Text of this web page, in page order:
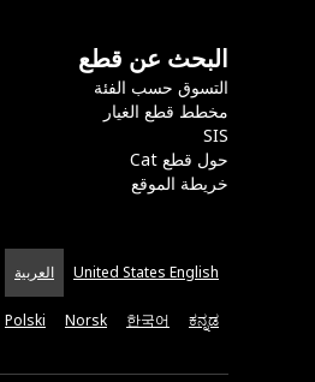
البحث عن قطع
التسوق حسب الفئة
مخطط قطع الغيار
SIS
حول قطع Cat
خريطة الموقع
United States English العربية
ಕನ್ನಡ
한국어
Norsk
Polski